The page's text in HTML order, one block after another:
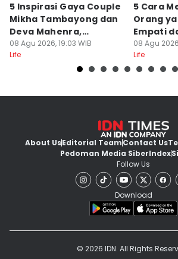
5 Inspirasi Gaya Couple
Mikha Tambayong dan
Deva Mahenra,
Berkelas!
08 Agu 2026, 19:03 WIB
Life
5 Cara
Orang
Empati
08 Agu
Life
About UsEditorial TeamContact Us
Pedoman Media SiberIndex
Follow Us
Download
© 2026 IDN. All Rights